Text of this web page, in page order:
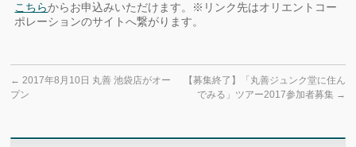
こちらからお申込みいただけます。※リンク先はオリエントコー
ポレーションのサイトへ繋がります。
← 2017年8月10日 丸善 池袋店がオー
プン
【募集終了】「丸善ジュンク堂に住ん
でみる」ツアー2017参加者募集 →